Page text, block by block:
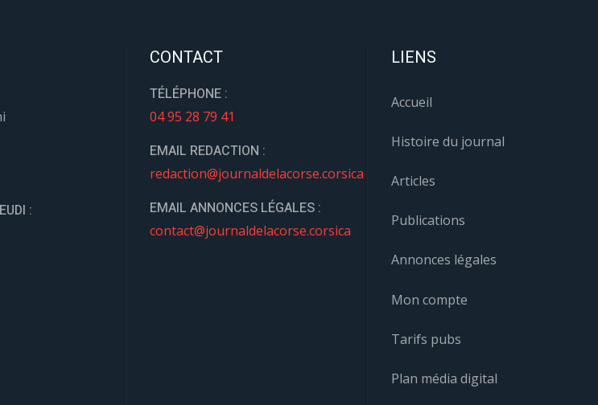
:
CONTACT
TÉLÉPHONE :
04 95 28 79 41
EMAIL REDACTION :
redaction@journaldelacorse.corsica
EMAIL ANNONCES LÉGALES :
contact@journaldelacorse.corsica
LIENS
Accueil
Histoire du journal
Articles
Publications
Annonces légales
Mon compte
Tarifs pubs
Plan média digital